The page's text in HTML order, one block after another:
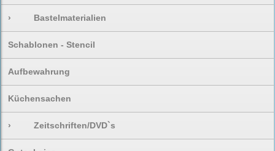
› Bastelmaterialien
Schablonen - Stencil
Aufbewahrung
Küchensachen
› Zeitschriften/DVD`s